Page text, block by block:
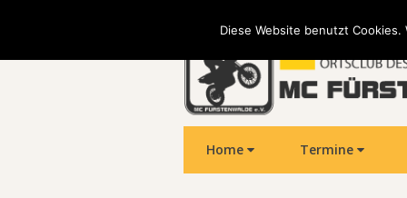
Home Termine
Diese Website benutzt